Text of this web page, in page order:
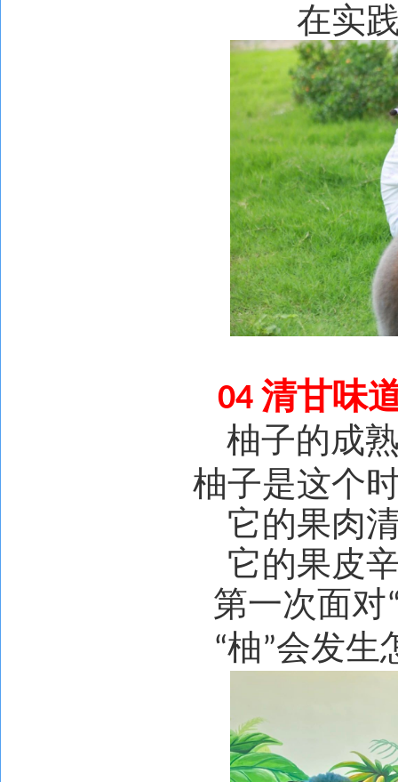
在实
04 清甘味
柚子的成
柚子是这个
它的果肉
它的果皮
第一次面对
“柚”会发生